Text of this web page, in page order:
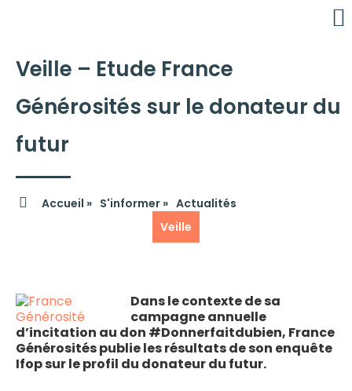
Veille – Etude France
Générosités sur le donateur du
futur
Accueil » S'informer » Actualités
Veille
Dans le contexte de sa
campagne annuelle
d’incitation au don #Donnerfaitdubien, France
Générosités publie les résultats de son enquête
Ifop sur le profil du donateur du futur.